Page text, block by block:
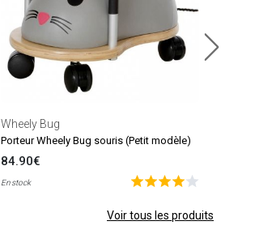
Wheely Bug
Porteur Wheely Bug souris (Petit modèle)
84.90€
En stock
Voir tous les produits